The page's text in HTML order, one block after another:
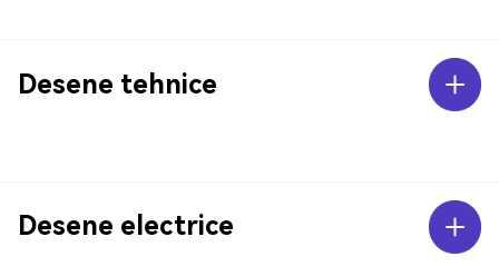
Desene tehnice
Desene electrice